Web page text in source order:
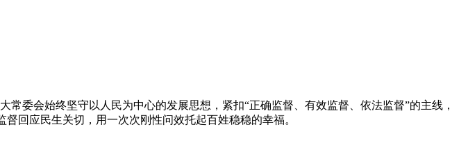
会始终坚守以人民为中心的发展思想，紧扣“正确监督、有效监督、依法监督”的主线，
回应民生关切，用一次次刚性问效托起百姓稳稳的幸福。